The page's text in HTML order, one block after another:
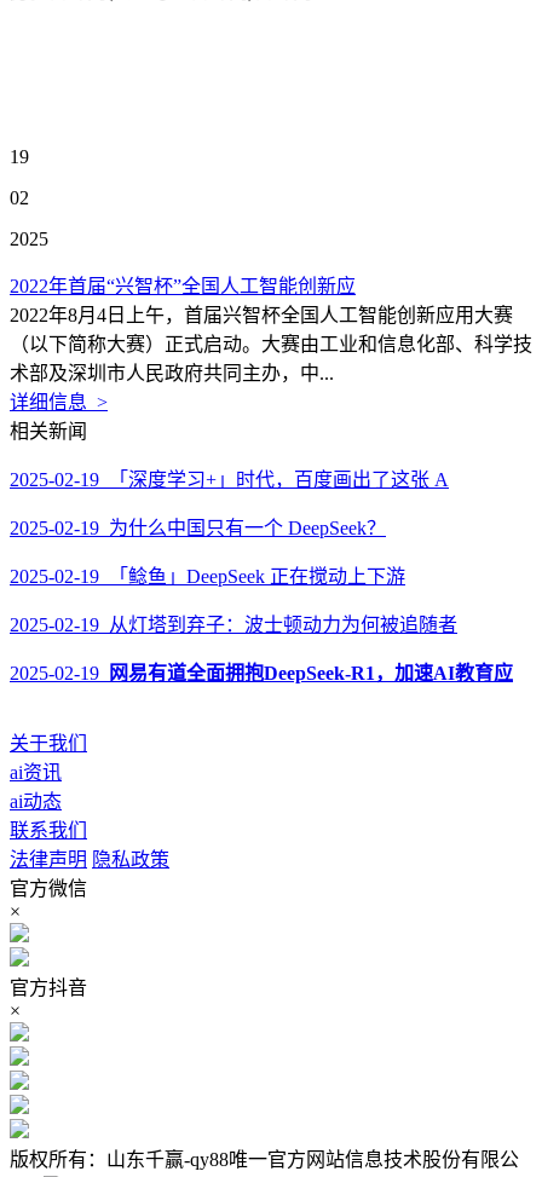
19
02
2025
2022年首届“兴智杯”全国人工智能创新应
2022年8月4日上午，首届兴智杯全国人工智能创新应用大赛
（以下简称大赛）正式启动。大赛由工业和信息化部、科学技
术部及深圳市人民政府共同主办，中...
详细信息 >
相关新闻
2025-02-19 「深度学习+」时代，百度画出了这张 A
2025-02-19 为什么中国只有一个 DeepSeek？
2025-02-19 「鲶鱼」DeepSeek 正在搅动上下游
2025-02-19 从灯塔到弃子：波士顿动力为何被追随者
2025-02-19 网易有道全面拥抱DeepSeek-R1，加速AI教育应
关于我们
ai资讯
ai动态
联系我们
法律声明 隐私政策
官方微信
×
官方抖音
×
版权所有：山东千赢-qy88唯一官方网站信息技术股份有限公